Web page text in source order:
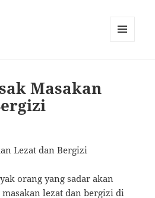
Masakan
Lezat dan Bergizi
orang yang sadar akan
lezat dan bergizi di